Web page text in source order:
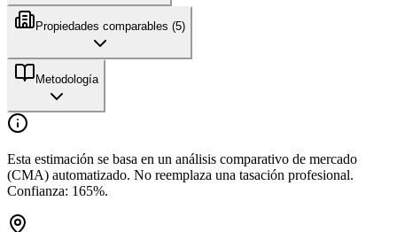
Propiedades comparables (5)
Metodología
Esta estimación se basa en un análisis comparativo de mercado
(CMA) automatizado. No reemplaza una tasación profesional.
Confianza: 165%.